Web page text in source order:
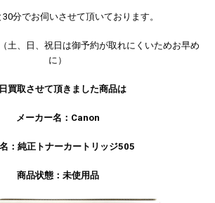
分でお伺いさせて頂いております。
土、日、祝日は御予約が取れにくいためお早め
に）
買取させて頂きました商品は
メーカー名：Canon
：純正トナーカートリッジ505
商品状態：未使用品